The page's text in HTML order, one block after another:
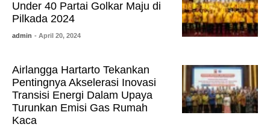
Under 40 Partai Golkar Maju di
Pilkada 2024
admin - April 20, 2024
Airlangga Hartarto Tekankan
Pentingnya Akselerasi Inovasi
Transisi Energi Dalam Upaya
Turunkan Emisi Gas Rumah
Kaca